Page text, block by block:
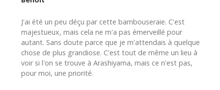
J'ai été un peu déçu par cette bambouseraie. C'est
majestueux, mais cela ne m'a pas émerveillé pour
autant. Sans doute parce que je m'attendais à quelque
chose de plus grandiose. C'est tout de même un lieu à
voir si l'on se trouve à Arashiyama, mais ce n'est pas,
pour moi, une priorité.